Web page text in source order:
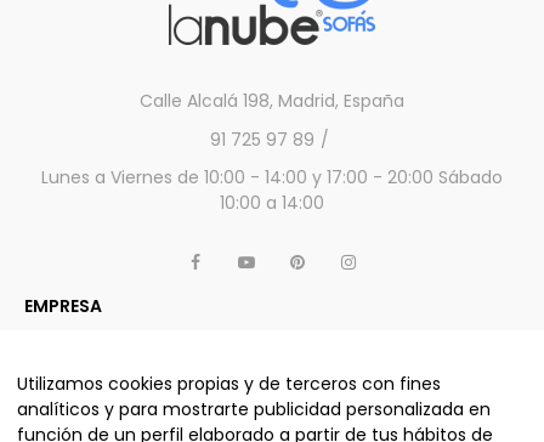
Calle Alcalá 198, Madrid, España
91 725 97 89
Lunes a Viernes de 10:00 - 14:00 y 17:00 - 20:00 Sábado
10:00 a 14:00
EMPRESA
OTROS SERVICIOS Y PRODUCTOS
Utilizamos cookies propias y de terceros con fines
analíticos y para mostrarte publicidad personalizada en
función de un perfil elaborado a partir de tus hábitos de